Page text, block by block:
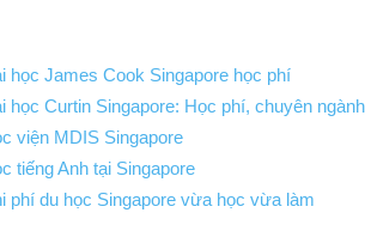
học James Cook Singapore học phí
học Curtin Singapore: Học phí, chuyên ngành
viện MDIS Singapore
tiếng Anh tại Singapore
phí du học Singapore vừa học vừa làm